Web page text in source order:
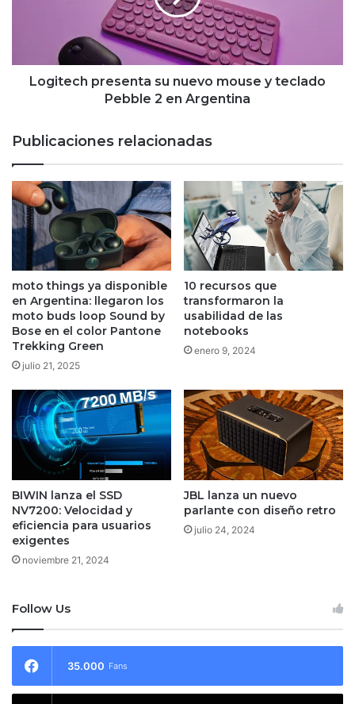
2
Logitech presenta su nuevo mouse y teclado
Pebble 2 en Argentina
Publicaciones relacionadas
moto things ya disponible
en Argentina: llegaron los
moto buds loop Sound by
Bose en el color Pantone
Trekking Green
julio 21, 2025
10 recursos que
transformaron la
usabilidad de las
notebooks
enero 9, 2024
BIWIN lanza el SSD
NV7200: Velocidad y
eficiencia para usuarios
exigentes
noviembre 21, 2024
JBL lanza un nuevo
parlante con diseño retro
julio 24, 2024
Follow Us
35.000 Fans